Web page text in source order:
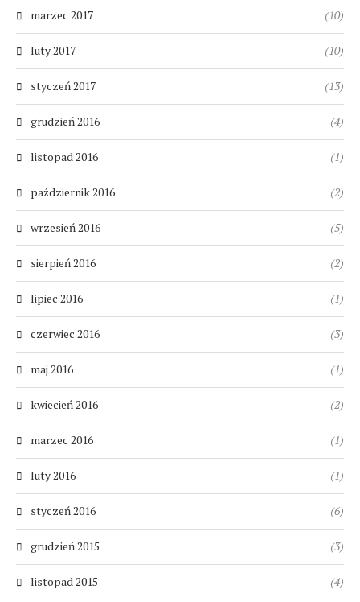
marzec 2017 (10)
luty 2017 (10)
styczeń 2017 (13)
grudzień 2016 (4)
listopad 2016 (1)
październik 2016 (2)
wrzesień 2016 (5)
sierpień 2016 (2)
lipiec 2016 (1)
czerwiec 2016 (3)
maj 2016 (1)
kwiecień 2016 (2)
marzec 2016 (1)
luty 2016 (1)
styczeń 2016 (6)
grudzień 2015 (3)
listopad 2015 (4)